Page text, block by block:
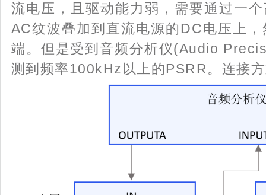
流电压，且驱动能力弱，需要通过一
AC纹波叠加到直流电源的DC电压上
端。但是受到音频分析仪(Audio
测到频率100kHz以上的PSRR。连接